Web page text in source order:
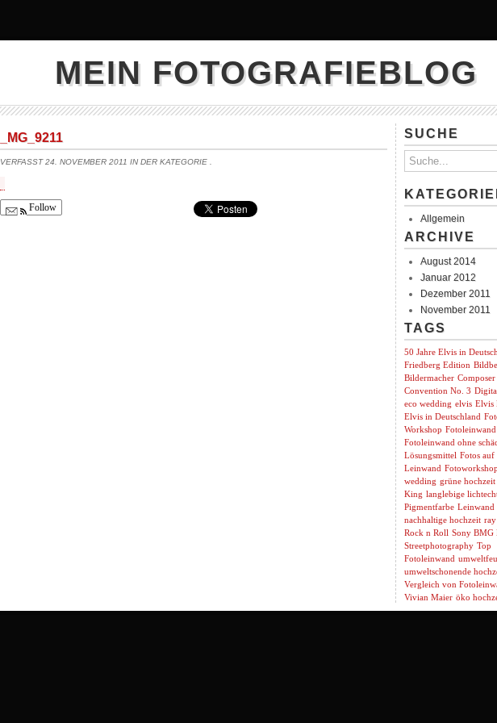
MEIN FOTOGRAFIEBLOG
_MG_9211
VERFASST 24. NOVEMBER 2011 IN DER KATEGORIE
Follow
SUCHE
Allgemein
ARCHIVE
August 2014
Januar 2012
Dezember 2011
November 2011
TAGS
50 Jahre Elvis in
Friedberg Edition
Bildermacher Composer
Convention No. 3
eco wedding elvis Elvis
Elvis in Deutschland
Workshop Fotoleinwand
Fotoleinwand ohne
Lösungsmittel Fotos auf
Leinwand Fotoworkshop
wedding grüne hochzeit
King langlebige
Pigmentfarbe Leinwand
nachhaltige hochzeit ray
Rock n Roll Sony BMG
Streetphotography Top
Fotoleinwand
umweltschonende
Vergleich von
Vivian Maier öko